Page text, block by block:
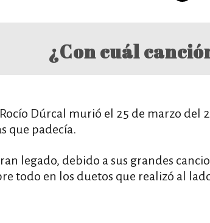
¿Con cuál
Dúrcal murió el 25 de marzo del
que padecía.
legado, debido a sus grandes
todo en los duetos que realizó al